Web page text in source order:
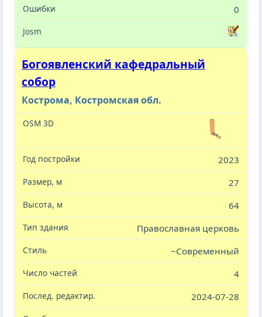
0
Богоявленский кафедральный
собор
Кострома, Костромская обл.
2023
27
64
Православная церковь
~Современный
4
2024-07-28